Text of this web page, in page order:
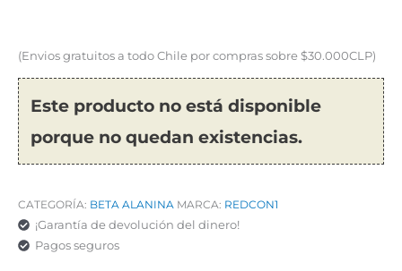
(Envios gratuitos a todo Chile por compras sobre $30.000CLP)
Este producto no está disponible
porque no quedan existencias.
CATEGORÍA: BETA ALANINA MARCA: REDCON1
¡Garantía de devolución del dinero!
Pagos seguros